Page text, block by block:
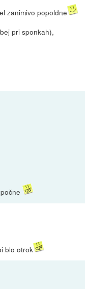
zanimivo popoldne
pri sponkah),
blo otrok